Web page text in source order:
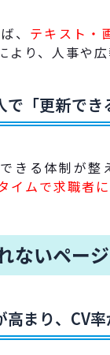
、 テキスト・
より、人事や
で「更新でき
きる体制が
イムで求職者
ないペー
高まり、CV